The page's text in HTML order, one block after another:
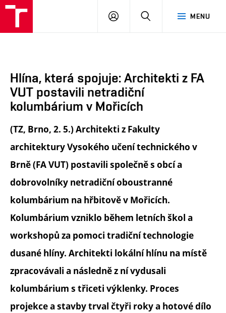
MENU
PŘIHLÁSIT
Hlína, která spojuje: Architekti z FA
VUT postavili netradiční
kolumbárium v Mořicích
(TZ, Brno, 2. 5.) Architekti z Fakulty
architektury Vysokého učení technického v
Brně (FA VUT) postavili společně s obcí a
dobrovolníky netradiční oboustranné
kolumbárium na hřbitově v Mořicích.
Kolumbárium vzniklo během letních škol a
workshopů za pomoci tradiční technologie
dusané hlíny. Architekti lokální hlínu na místě
zpracovávali a následně z ní vydusali
kolumbárium s třiceti výklenky. Proces
projekce a stavby trval čtyři roky a hotové dílo